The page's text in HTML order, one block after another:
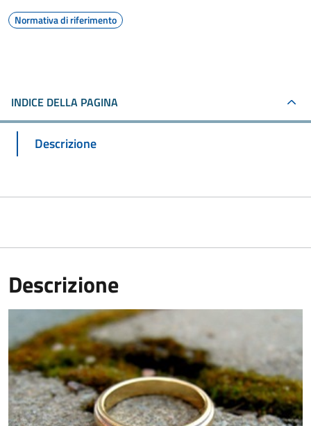
Normativa di riferimento
INDICE DELLA PAGINA
Descrizione
Descrizione